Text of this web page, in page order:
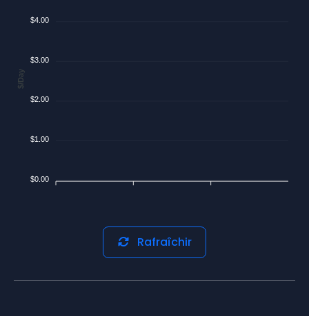
$4.00
$3.00
$2.00
$1.00
$0.00
$/Day
Rafraîchir